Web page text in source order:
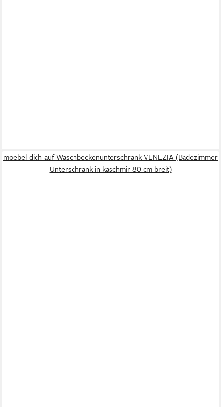
moebel-dich-auf Waschbeckenunterschrank VENEZIA (Badezimmer
Unterschrank in kaschmir 80 cm breit)